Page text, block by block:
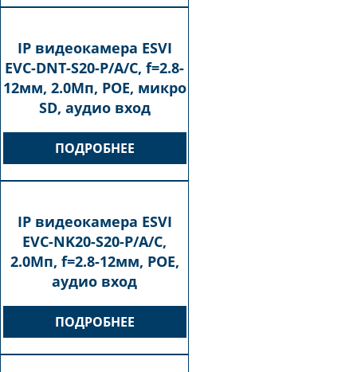
IP видеокамера ESVI
EVC-DNT-S20-P/A/C, f=2.8-
12мм, 2.0Мп, POE, микро
SD, аудио вход
ПОДРОБНЕЕ
IP видеокамера ESVI
EVC-NK20-S20-P/A/C,
2.0Мп, f=2.8-12мм, POE,
аудио вход
ПОДРОБНЕЕ